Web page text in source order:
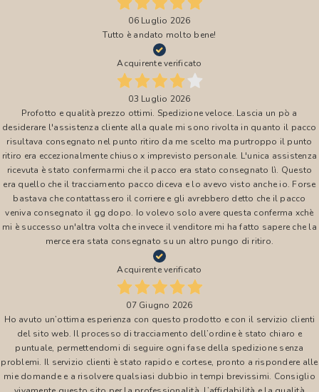
06 Luglio 2026
Tutto è andato molto bene!
Acquirente verificato
03 Luglio 2026
Profotto e qualità prezzo ottimi. Spedizione veloce. Lascia un pò a
desiderare l'assistenza cliente alla quale mi sono rivolta in quanto il pacco
risultava consegnato nel punto ritiro da me scelto ma purtroppo il punto
ritiro era eccezionalmente chiuso x imprevisto personale. L'unica assistenza
ricevuta è stato confermarmi che il pacco era stato consegnato lì. Questo
era quello che il tracciamento pacco diceva e lo avevo visto anche io. Forse
bastava che contattassero il corriere e gli avrebbero detto che il pacco
veniva consegnato il gg dopo. Io volevo solo avere questa conferma xchè
mi è successo un'altra volta che invece il venditore mi ha fatto sapere che la
merce era stata consegnato su un altro pungo di ritiro.
Acquirente verificato
07 Giugno 2026
Ho avuto un’ottima esperienza con questo prodotto e con il servizio clienti
del sito web. Il processo di tracciamento dell’ordine è stato chiaro e
puntuale, permettendomi di seguire ogni fase della spedizione senza
problemi. Il servizio clienti è stato rapido e cortese, pronto a rispondere alle
mie domande e a risolvere qualsiasi dubbio in tempi brevissimi. Consiglio